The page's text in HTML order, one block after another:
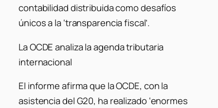
contabilidad distribuida como desafíos
únicos a la ‘transparencia fiscal’.
La OCDE analiza la agenda tributaria
internacional
El informe afirma que la OCDE, con la
asistencia del G20, ha realizado ‘enormes